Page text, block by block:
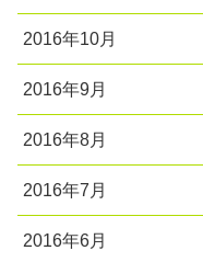
2016年10月
2016年9月
2016年8月
2016年7月
2016年6月